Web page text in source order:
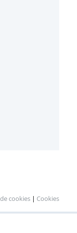
cookies | Cookies